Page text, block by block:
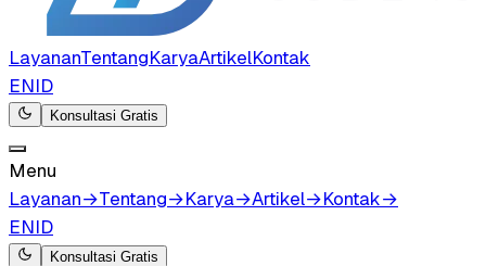
LayananTentangKaryaArtikelKontak
ENID
Konsultasi Gratis
Menu
Layanan→Tentang→Karya→Artikel→Kontak→
ENID
Konsultasi Gratis